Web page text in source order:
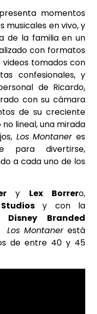
presenta momentos
musicales en vivo, y
de la familia en un
con formatos
tomados con
confesionales, y
de Ricardo,
con su cámara
de su creciente
lineal, una mirada
Los Montaner es
para divertirse,
a cada uno de los
y Lex Borrero,
y con la
Branded
Los Montanerestá
de entre 40 y 45